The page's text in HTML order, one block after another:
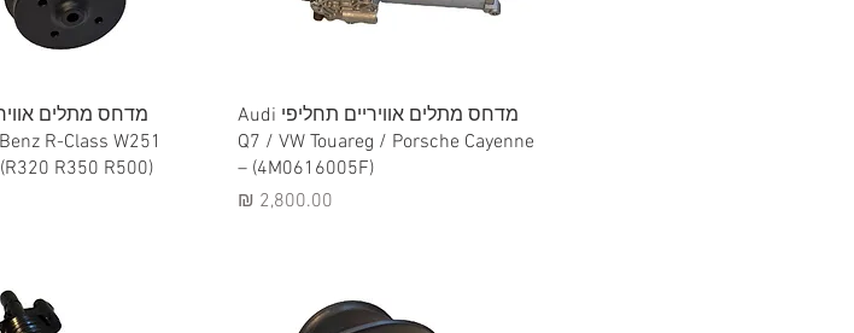
תצוגה מהירה
מדחס מתלים אוויריים תחליפי Audi
Q7 / VW Touareg / Porsche Cayenne
(4M0616005F) –
מחיר
תצוגה מהירה
מדחס מתלים
R-Class W251
(R320 R350 R500) – קומפרסו